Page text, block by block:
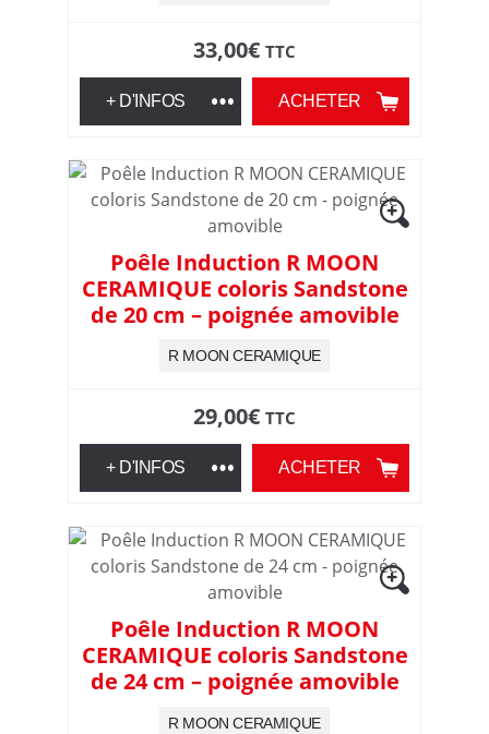
s
d
6
0
a
n
s
33,00€ TTC
ACHETER
+ D'INFOS
Poêle Induction R MOON
CERAMIQUE coloris Sandstone
de 20 cm – poignée amovible
R MOON CERAMIQUE
29,00€ TTC
ACHETER
+ D'INFOS
Poêle Induction R MOON
CERAMIQUE coloris Sandstone
de 24 cm – poignée amovible
R MOON CERAMIQUE